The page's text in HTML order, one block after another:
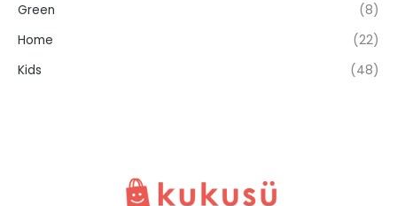
Green
(8)
Home
(22)
Kids
(48)